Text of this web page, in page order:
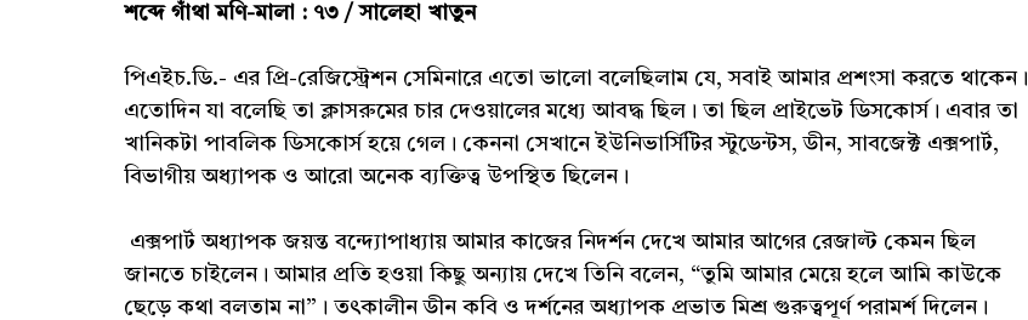
শব্দে গাঁথা মণি-মালা : ৭৩ / সালেহা খাতুন
পিএইচ.ডি.- এর প্রি-রেজিস্ট্রেশন সেমিনারে এতো ভালো বলেছিলাম যে, সবাই আমার প্রশংসা করতে থাকেন।
এতোদিন যা বলেছি তা ক্লাসরুমের চার দেওয়ালের মধ্যে আবদ্ধ ছিল। তা ছিল প্রাইভেট ডিসকোর্স। এবার তা
খানিকটা পাবলিক ডিসকোর্স হয়ে গেল। কেননা সেখানে ইউনিভার্সিটির স্টুডেন্টস, ডীন, সাবজেক্ট এক্সপার্ট,
বিভাগীয় অধ্যাপক ও আরো অনেক ব্যক্তিত্ব উপস্থিত ছিলেন।
এক্সপার্ট অধ্যাপক জয়ন্ত বন্দ্যোপাধ্যায় আমার কাজের নিদর্শন দেখে আমার আগের রেজাল্ট কেমন ছিল
জানতে চাইলেন। আমার প্রতি হওয়া কিছু অন্যায় দেখে তিনি বলেন, “তুমি আমার মেয়ে হলে আমি কাউকে
ছেড়ে কথা বলতাম না”। তৎকালীন ডীন কবি ও দর্শনের অধ্যাপক প্রভাত মিশ্র গুরুত্বপূর্ণ পরামর্শ দিলেন।